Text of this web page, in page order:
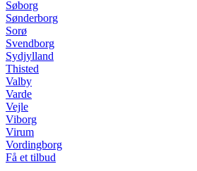
Søborg
Sønderborg
Sorø
Svendborg
Sydjylland
Thisted
Valby
Varde
Vejle
Viborg
Virum
Vordingborg
Få et tilbud